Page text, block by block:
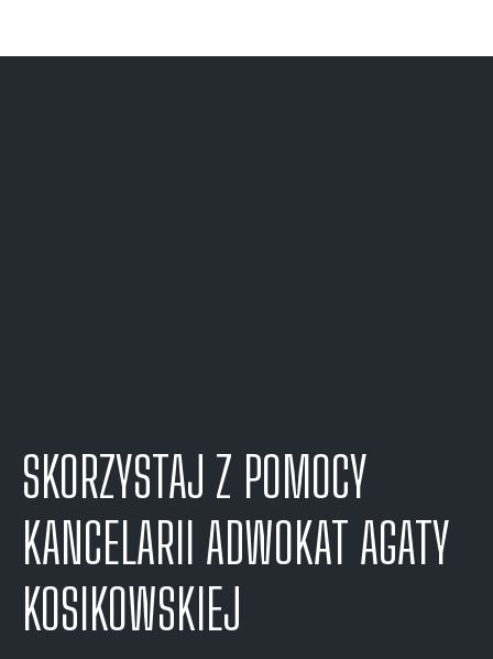
SKORZYSTAJ Z POMOCY
KANCELARII ADWOKAT AGATY
KOSIKOWSKIEJ